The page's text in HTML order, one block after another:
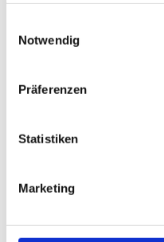
Notwendig
Präferenzen
Statistiken
Marketing
Wochen (eben
Was ist in der
Treffen und
realistische